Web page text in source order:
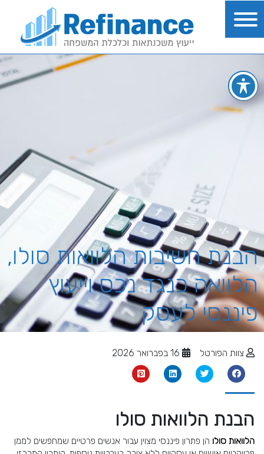
הבנת חשיבות הלוואות סולו,
הלוואה כנגד נכס וייעוץ
פיננסי לעסק
צוות הפורטל
הבנת הלוואות סולו
הלוואות סולו הן פתרון פיננסי מצוין עבור אנשים פרטיים שמחפשים לממן